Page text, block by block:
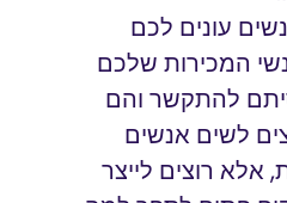
עונים לכם
המכירות שלכם
להתקשר והם
לשים אנשים
אלא רוצים לייצר